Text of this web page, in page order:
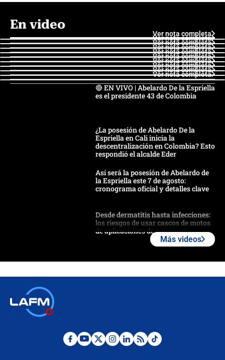
En video
Ver nota completa
Ver nota completa
Ver nota completa
Ver nota completa
Ver nota completa
Ver nota completa
Ver nota completa
Ver nota completa
Ver nota completa
Ver nota completa
🔴 EN VIVO | Abelardo De la Espriella
es el presidente 43 de Colombia
¿La posesión de Abelardo De la
Espriella en Cali inicia la
descentralización en Colombia? Esto
respondió el alcalde Eder
Así será la posesión de Abelardo de
la Espriella este 7 de agosto:
cronograma oficial y detalles clave
Desde dermatitis hasta infecciones:
los riesgos de usar cascos de motos
de aplicaciones de transporte
Posesión de Abelardo De La Espriella
Más videos